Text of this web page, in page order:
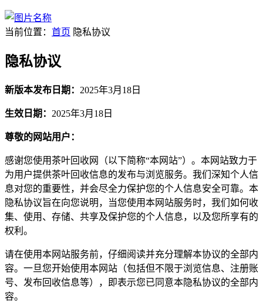
当前位置： 首页 隐私协议
隐私协议
新版本发布日期： 2025年3月18日
生效日期： 2025年3月18日
尊敬的网站用户：
感谢您使用茶叶回收网（以下简称“本网站”）。本网站致力于
为用户提供茶叶回收信息的发布与浏览服务。我们深知个人信
息对您的重要性，并会尽全力保护您的个人信息安全可靠。本
隐私协议旨在向您说明，当您使用本网站服务时，我们如何收
集、使用、存储、共享及保护您的个人信息，以及您所享有的
权利。
请在使用本网站服务前，仔细阅读并充分理解本协议的全部内
容。一旦您开始使用本网站（包括但不限于浏览信息、注册账
号、发布回收信息等），即表示您已同意本隐私协议的全部内
容。